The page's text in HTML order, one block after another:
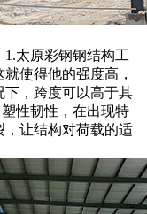
太原彩钢钢结构工
使得他的强度高，
下，跨度可以高于其
性韧性，在出现特
，让结构对荷载的适